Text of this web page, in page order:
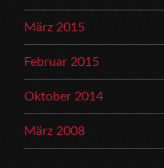
März 2015
Februar 2015
Oktober 2014
März 2008